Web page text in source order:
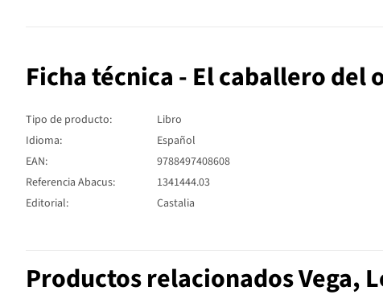
Ficha técnica - El caballero del
Tipo de producto:
Libro
Idioma:
Español
EAN:
9788497408608
Referencia Abacus:
1341444.03
Editorial:
Castalia
Productos relacionados Vega,